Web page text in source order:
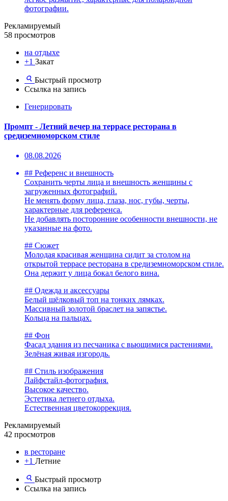
фотографии.
Рекламируемый
58 просмотров
на отдыхе
+1 Закат
Быстрый просмотр
Ссылка на запись
Генерировать
Промпт - Летний вечер на террасе ресторана в
средиземноморском стиле
08.08.2026
## Референс и внешность
Сохранить черты лица и внешность женщины с
загруженных фотографий.
Не менять форму лица, глаза, нос, губы, черты,
характерные для референса.
Не добавлять посторонние особенности внешности, не
указанные на фото.
## Сюжет
Молодая красивая женщина сидит за столом на
открытой террасе ресторана в средиземноморском стиле.
Она держит у лица бокал белого вина.
## Одежда и аксессуары
Белый шёлковый топ на тонких лямках.
Массивный золотой браслет на запястье.
Кольца на пальцах.
## Фон
Фасад здания из песчаника с вьющимися растениями.
Зелёная живая изгородь.
## Стиль изображения
Лайфстайл-фотография.
Высокое качество.
Эстетика летнего отдыха.
Естественная цветокоррекция.
Рекламируемый
42 просмотров
в ресторане
+1 Летние
Быстрый просмотр
Ссылка на запись